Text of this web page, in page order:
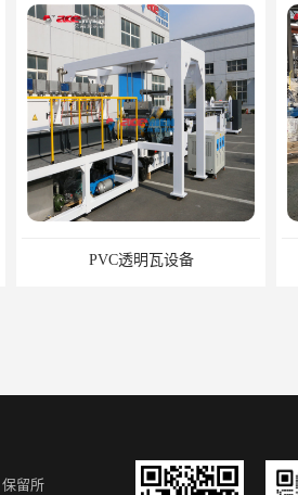
PVC透明瓦设备
保留所